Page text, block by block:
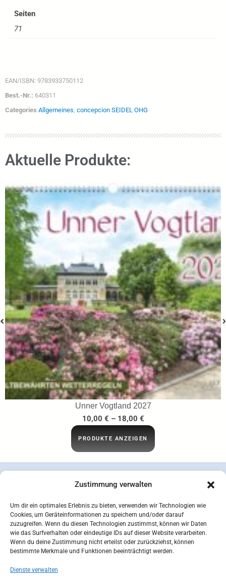
Zustimmung verwalten
Um dir ein optimales Erlebnis zu bieten, verwenden wir Technologien wie
Cookies, um Geräteinformationen zu speichern und/oder darauf
zuzugreifen. Wenn du diesen Technologien zustimmst, können wir Daten
wie das Surfverhalten oder eindeutige IDs auf dieser Website verarbeiten.
Wenn du deine Zustimmung nicht erteilst oder zurückziehst, können
bestimmte Merkmale und Funktionen beeinträchtigt werden.
Dienste verwalten
Seiten
71
EAN/ISBN: 9783933750112
Best.-Nr.: 640311
Categories Allgemeines, concepcion SEIDEL OHG
Aktuelle Produkte:
Unner Vogtland 2027
10,00 € – 18,00 €
PRODUKTE ANZEIGEN